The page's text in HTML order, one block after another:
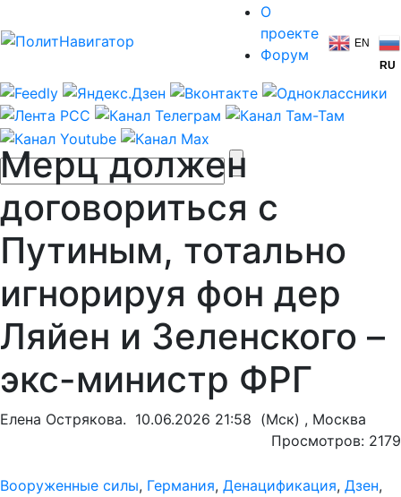
О
проекте
Форум
EN
RU
Мерц должен
договориться с
Путиным, тотально
игнорируя фон дер
Ляйен и Зеленского –
экс-министр ФРГ
Елена Острякова. 10.06.2026 21:58 (Мск) , Москва
Просмотров: 2179
Вооруженные силы, Германия, Денацификация, Дзен,